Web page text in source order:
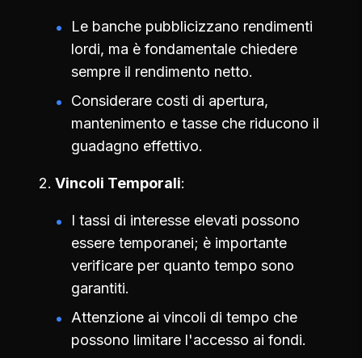
Le banche pubblicizzano rendimenti
lordi, ma è fondamentale chiedere
sempre il rendimento netto.
Considerare costi di apertura,
mantenimento e tasse che riducono il
guadagno effettivo.
Vincoli Temporali
I tassi di interesse elevati possono
essere temporanei; è importante
verificare per quanto tempo sono
garantiti.
Attenzione ai vincoli di tempo che
possono limitare l'accesso ai fondi.